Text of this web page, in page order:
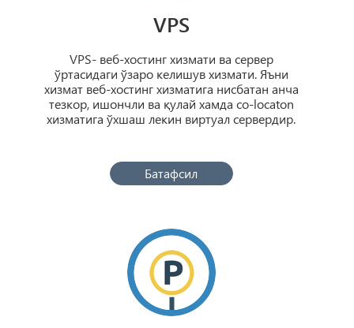
VPS
VPS- веб-хостинг хизмати ва сервер
ўртасидаги ўзаро келишув хизмати. Яъни
хизмат веб-хостинг хизматига нисбатан анча
тезкор, ишончли ва қулай хамда co-locaton
хизматига ўхшаш лекин виртуал сервердир.
Батафсил